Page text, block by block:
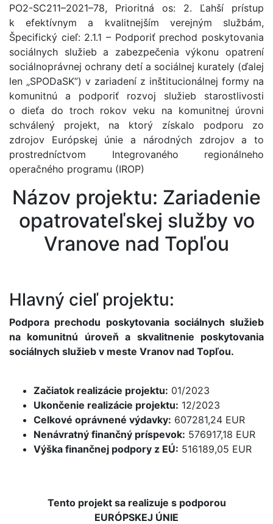
PO2-SC211–2021–78, Prioritná os: 2. Ľahší prístup
k efektívnym a kvalitnejším verejným službám,
Špecifický cieľ: 2.1.1 – Podporiť prechod poskytovania
sociálnych služieb a zabezpečenia výkonu opatrení
sociálnoprávnej ochrany detí a sociálnej kurately (ďalej
len „SPODaSK”) v zariadení z inštitucionálnej formy na
komunitnú a podporiť rozvoj služieb starostlivosti
o dieťa do troch rokov veku na komunitnej úrovni
schválený projekt, na ktorý získalo podporu zo
zdrojov Európskej únie a národných zdrojov a to
prostredníctvom Integrovaného regionálneho
operačného programu (IROP)
Názov projektu: Zariadenie
opatrovateľskej služby vo
Vranove nad Topľou
Hlavný cieľ projektu:
Podpora prechodu poskytovania sociálnych služieb
na komunitnú úroveň a skvalitnenie poskytovania
sociálnych služieb v meste Vranov nad Topľou.
Začiatok realizácie projektu: 01/2023
Ukončenie realizácie projektu: 12/2023
Celkové oprávnené výdavky: 607281,24 EUR
Nenávratný finančný príspevok: 576917,18 EUR
Výška finančnej podpory z EÚ: 516189,05 EUR
Tento projekt sa realizuje s podporou
EURÓPSKEJ ÚNIE